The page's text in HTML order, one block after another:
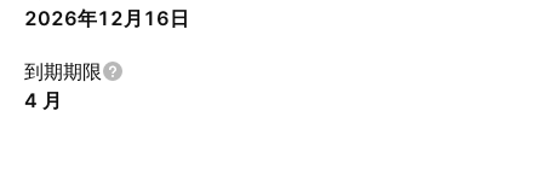
2026年12月16日
到期期限
4 月